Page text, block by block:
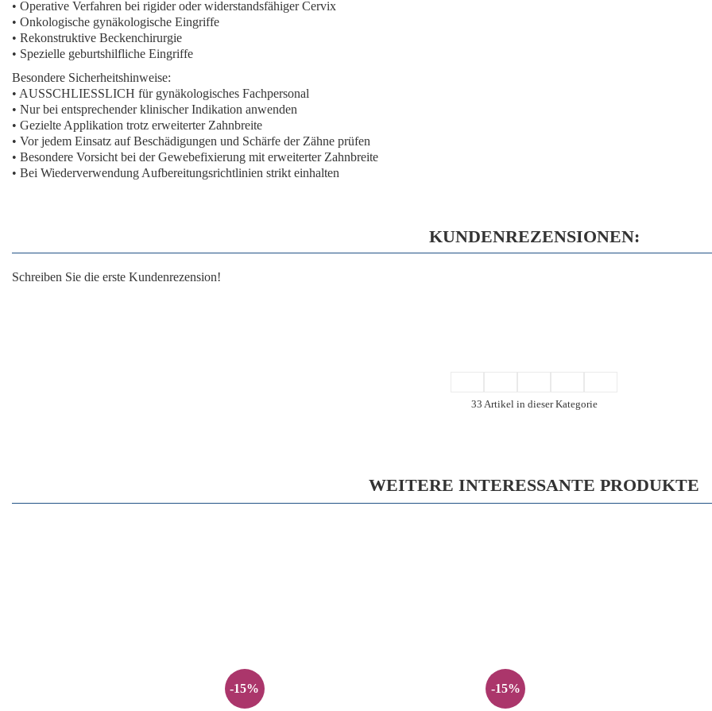
• Operative Verfahren bei rigider oder widerstandsfähiger Cervix
• Onkologische gynäkologische Eingriffe
• Rekonstruktive Beckenchirurgie
• Spezielle geburtshilfliche Eingriffe
Besondere Sicherheitshinweise:
• AUSSCHLIESSLICH für gynäkologisches Fachpersonal
• Nur bei entsprechender klinischer Indikation anwenden
• Gezielte Applikation trotz erweiterter Zahnbreite
• Vor jedem Einsatz auf Beschädigungen und Schärfe der Zähne prüfen
• Besondere Vorsicht bei der Gewebefixierung mit erweiterter Zahnbreite
• Bei Wiederverwendung Aufbereitungsrichtlinien strikt einhalten
KUNDENREZENSIONEN:
Schreiben Sie die erste Kundenrezension!
33 Artikel in dieser Kategorie
WEITERE INTERESSANTE PRODUKTE
-15% -15%